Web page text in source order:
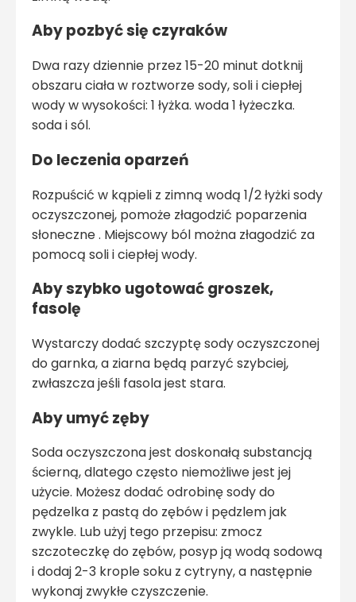
Aby pozbyć się czyraków
Dwa razy dziennie przez 15-20 minut dotknij
obszaru ciała w roztworze sody, soli i ciepłej
wody w wysokości: 1 łyżka. woda 1 łyżeczka.
soda i sól.
Do leczenia oparzeń
Rozpuścić w kąpieli z zimną wodą 1/2 łyżki sody
oczyszczonej, pomoże złagodzić poparzenia
słoneczne . Miejscowy ból można złagodzić za
pomocą soli i ciepłej wody.
Aby szybko ugotować groszek,
fasolę
Wystarczy dodać szczyptę sody oczyszczonej
do garnka, a ziarna będą parzyć szybciej,
zwłaszcza jeśli fasola jest stara.
Aby umyć zęby
Soda oczyszczona jest doskonałą substancją
ścierną, dlatego często niemożliwe jest jej
użycie. Możesz dodać odrobinę sody do
pędzelka z pastą do zębów i pędzlem jak
zwykle. Lub użyj tego przepisu: zmocz
szczoteczkę do zębów, posyp ją wodą sodową
i dodaj 2-3 krople soku z cytryny, a następnie
wykonaj zwykłe czyszczenie.